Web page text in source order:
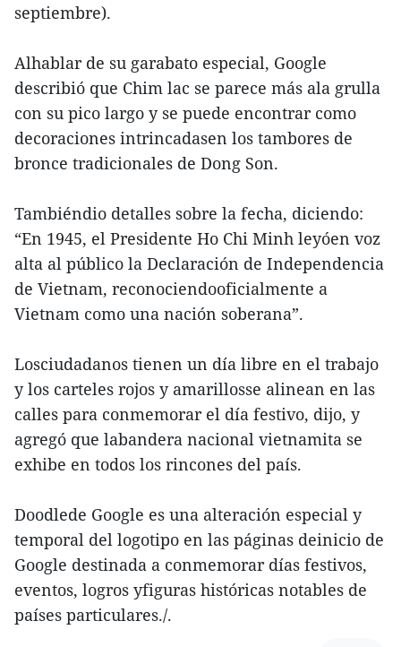
septiembre).
Alhablar de su garabato especial, Google
describió que Chim lac se parece más ala grulla
con su pico largo y se puede encontrar como
decoraciones intrincadasen los tambores de
bronce tradicionales de Dong Son.
Tambiéndio detalles sobre la fecha, diciendo:
“En 1945, el Presidente Ho Chi Minh leyóen voz
alta al público la Declaración de Independencia
de Vietnam, reconociendooficialmente a
Vietnam como una nación soberana”.
Losciudadanos tienen un día libre en el trabajo
y los carteles rojos y amarillosse alinean en las
calles para conmemorar el día festivo, dijo, y
agregó que labandera nacional vietnamita se
exhibe en todos los rincones del país.
Doodlede Google es una alteración especial y
temporal del logotipo en las páginas deinicio de
Google destinada a conmemorar días festivos,
eventos, logros yfiguras históricas notables de
países particulares./.